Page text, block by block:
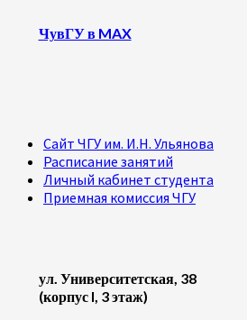
ЧувГУ в MAX
Сайт ЧГУ им. И.Н. Ульянова
Расписание занятий
Личный кабинет студента
Приемная комиссия ЧГУ
ул. Университетская, 38
(корпус I, 3 этаж)